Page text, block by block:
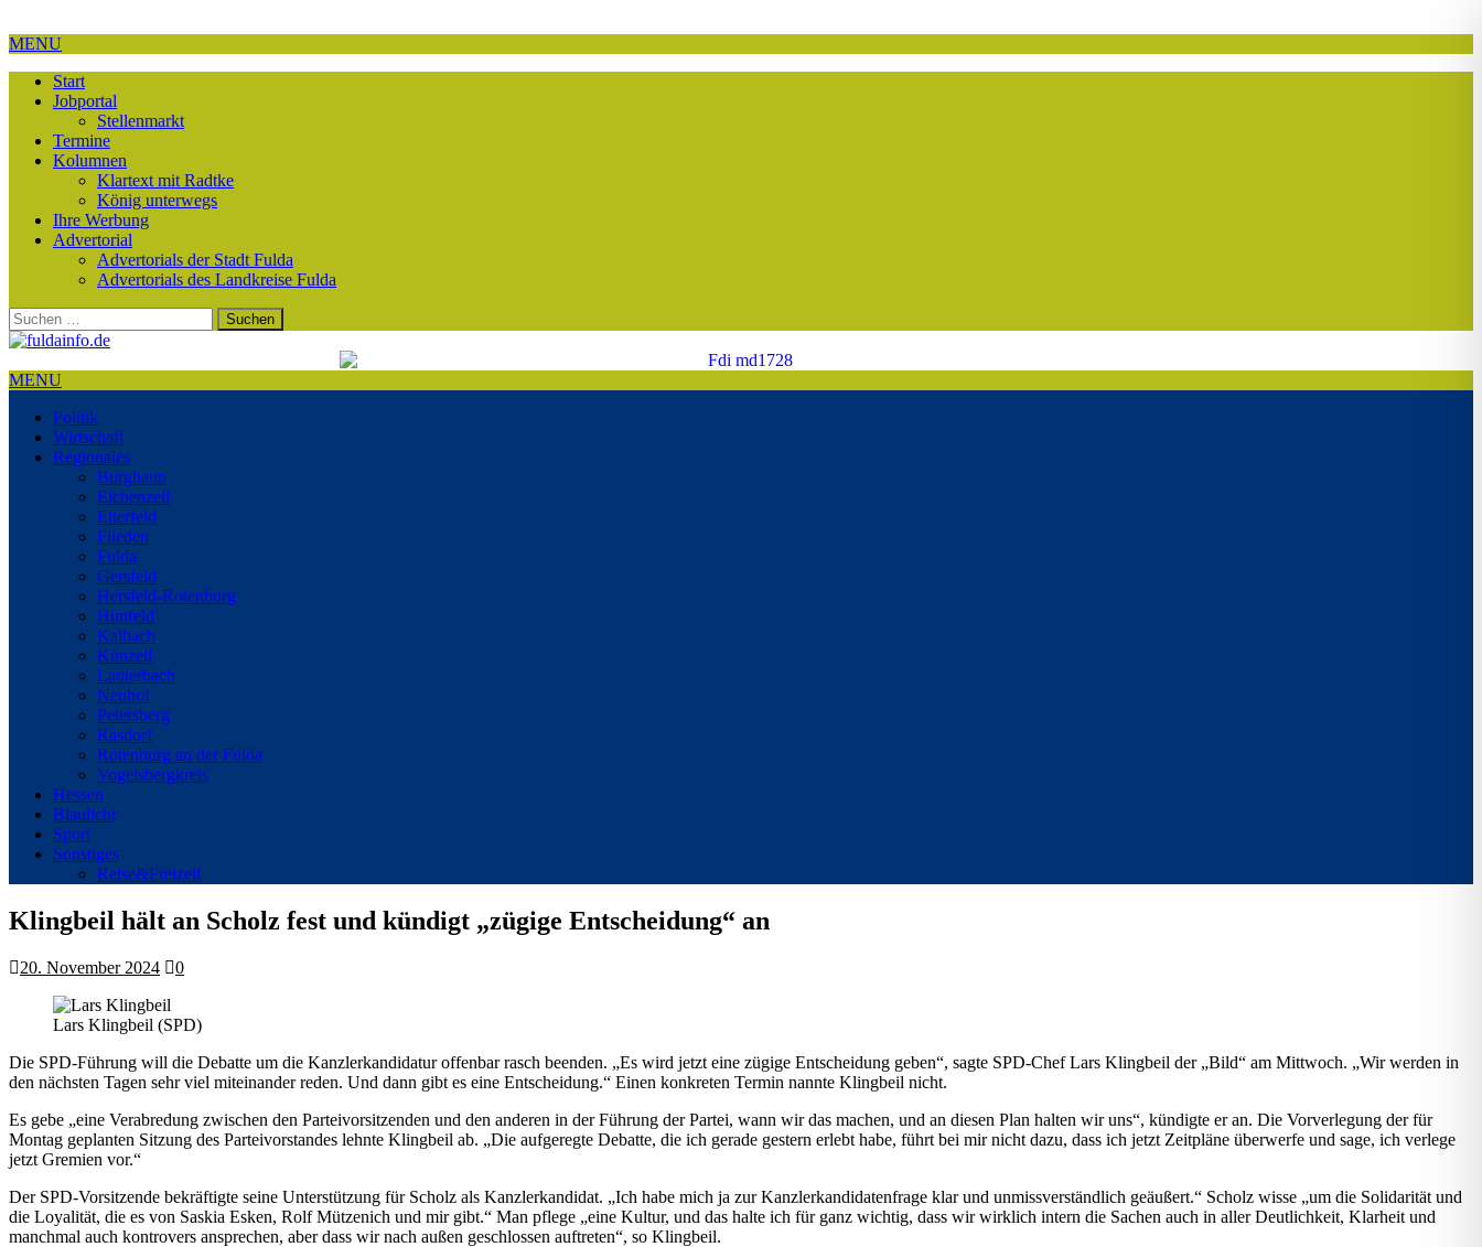
MENU
Start
Jobportal
Stellenmarkt
Termine
Kolumnen
Klartext mit Radtke
König unterwegs
Ihre Werbung
Advertorial
Advertorials der Stadt Fulda
Advertorials des Landkreise Fulda
Suchen
nach:
MENU
Politik
Wirtschaft
Regionales
Burghaun
Eichenzell
Eiterfeld
Flieden
Fulda
Gersfeld
Hersfeld-Rotenburg
Hünfeld
Kalbach
Künzell
Lauterbach
Neuhof
Petersberg
Rasdorf
Rotenburg an der Fulda
Vogelsbergkreis
Hessen
Blaulicht
Sport
Sonstiges
Reise&Freizeit
Klingbeil hält an Scholz fest und kündigt „zügige Entscheidung“ an
20. November 2024 0
Lars Klingbeil (SPD)
Die SPD-Führung will die Debatte um die Kanzlerkandidatur offenbar rasch beenden. „Es wird jetzt eine zügige Entscheidung geben“, sagte SPD-Chef Lars Klingbeil der „Bild“ am Mittwoch. „Wir werden in
den nächsten Tagen sehr viel miteinander reden. Und dann gibt es eine Entscheidung.“ Einen konkreten Termin nannte Klingbeil nicht.
Es gebe „eine Verabredung zwischen den Parteivorsitzenden und den anderen in der Führung der Partei, wann wir das machen, und an diesen Plan halten wir uns“, kündigte er an. Die Vorverlegung der für
Montag geplanten Sitzung des Parteivorstandes lehnte Klingbeil ab. „Die aufgeregte Debatte, die ich gerade gestern erlebt habe, führt bei mir nicht dazu, dass ich jetzt Zeitpläne überwerfe und sage, ich verlege
jetzt Gremien vor.“
Der SPD-Vorsitzende bekräftigte seine Unterstützung für Scholz als Kanzlerkandidat. „Ich habe mich ja zur Kanzlerkandidatenfrage klar und unmissverständlich geäußert.“ Scholz wisse „um die Solidarität und
die Loyalität, die es von Saskia Esken, Rolf Mützenich und mir gibt.“ Man pflege „eine Kultur, und das halte ich für ganz wichtig, dass wir wirklich intern die Sachen auch in aller Deutlichkeit, Klarheit und
manchmal auch kontrovers ansprechen, aber dass wir nach außen geschlossen auftreten“, so Klingbeil.